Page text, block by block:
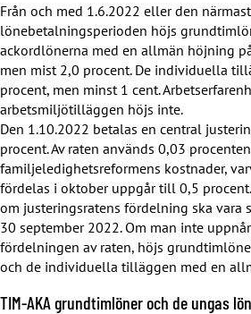
Från och med 1.6.2022 eller den
lönebetalningsperioden höjs
ackordlönerna med en allmän höjning
men mist 2,0 procent. De individuella
procent, men minst 1 cent.
arbetsmiljötilläggen höjs inte.
Den 1.10.2022 betalas en central
procent. Av raten används 0,03
familjeledighetsreformens kostnader,
fördelas i oktober uppgår till 0,5
om justeringsratens fördelning ska vara
30 september 2022. Om man inte
fördelningen av raten, höjs
och de individuella tilläggen med en
TIM-AKA grundtimlöner och de ungas